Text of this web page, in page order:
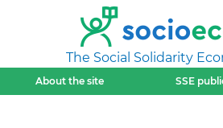
The Social Solidarity
About the site SSE